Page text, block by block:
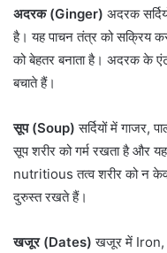
अदरक (Ginger) अदरक
है। यह पाचन तंत्र को सक्रिय
को बेहतर बनाता है। अदरक के
बचाते हैं।
सूप (Soup) सर्दियों में गाजर,
सूप शरीर को गर्म रखता है और
nutritious तत्व शरीर को न
दुरुस्त रखते हैं।
खजूर (Dates) खजूर में Iron,